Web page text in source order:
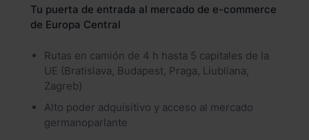
Tu puerta de entrada al mercado de e-commerce
de Europa Central
Rutas en camión de 4 h hasta 5 capitales de la
UE (Bratislava, Budapest, Praga, Liubliana,
Zagreb)
Alto poder adquisitivo y acceso al mercado
germanoparlante